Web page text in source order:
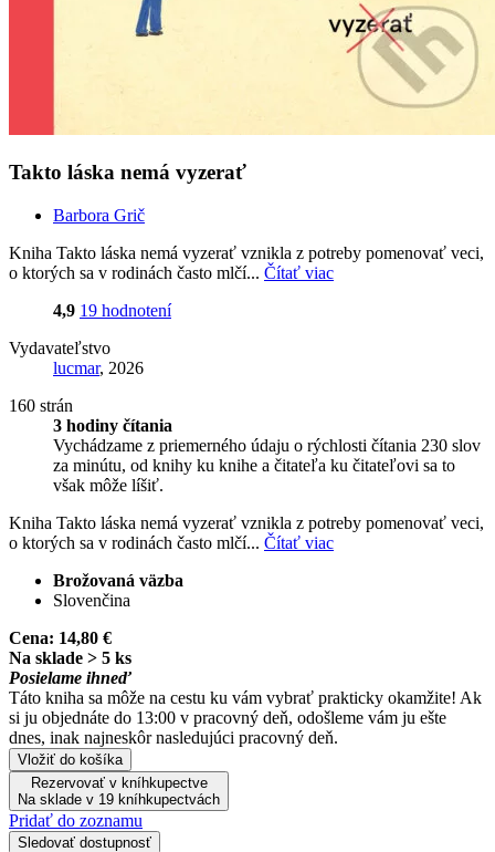
Takto láska nemá vyzerať
Barbora Grič
Kniha Takto láska nemá vyzerať vznikla z potreby pomenovať veci,
o ktorých sa v rodinách často mlčí... Čítať viac
4,9 19 hodnotení
Vydavateľstvo
lucmar, 2026
160 strán
3 hodiny čítania
Vychádzame z priemerného údaju o rýchlosti čítania 230 slov
za minútu, od knihy ku knihe a čitateľa ku čitateľovi sa to
však môže líšiť.
Kniha Takto láska nemá vyzerať vznikla z potreby pomenovať veci,
o ktorých sa v rodinách často mlčí... Čítať viac
Brožovaná väzba
Slovenčina
Cena: 14,80 €
Na sklade > 5 ks
Posielame ihneď
Táto kniha sa môže na cestu ku vám vybrať prakticky okamžite! Ak
si ju objednáte do 13:00 v pracovný deň, odošleme vám ju ešte
dnes, inak najneskôr nasledujúci pracovný deň.
Vložiť do košíka
Rezervovať v kníhkupectve
Na sklade v 19 kníhkupectvách
Pridať do zoznamu
Sledovať dostupnosť